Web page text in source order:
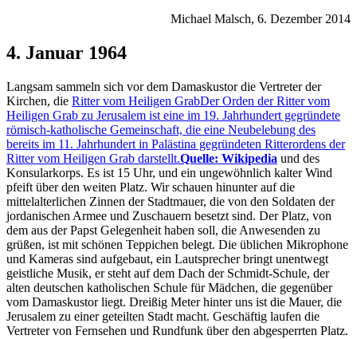
Michael Malsch, 6. Dezember 2014
4. Januar 1964
Langsam sammeln sich vor dem Damaskustor die Vertreter der
Kirchen, die Ritter vom Heiligen GrabDer Orden der Ritter vom
Heiligen Grab zu Jerusalem ist eine im 19. Jahrhundert gegründete
römisch-katholische Gemeinschaft, die eine Neubelebung des
bereits im 11. Jahrhundert in Palästina gegründeten Ritterordens der
Ritter vom Heiligen Grab darstellt.Quelle: Wikipedia und des
Konsularkorps. Es ist 15 Uhr, und ein ungewöhnlich kalter Wind
pfeift über den weiten Platz. Wir schauen hinunter auf die
mittelalterlichen Zinnen der Stadtmauer, die von den Soldaten der
jordanischen Armee und Zuschauern besetzt sind. Der Platz, von
dem aus der Papst Gelegenheit haben soll, die Anwesenden zu
grüßen, ist mit schönen Teppichen belegt. Die üblichen Mikrophone
und Kameras sind aufgebaut, ein Lautsprecher bringt unentwegt
geistliche Musik, er steht auf dem Dach der Schmidt-Schule, der
alten deutschen katholischen Schule für Mädchen, die gegenüber
vom Damaskustor liegt. Dreißig Meter hinter uns ist die Mauer, die
Jerusalem zu einer geteilten Stadt macht. Geschäftig laufen die
Vertreter von Fernsehen und Rundfunk über den abgesperrten Platz.